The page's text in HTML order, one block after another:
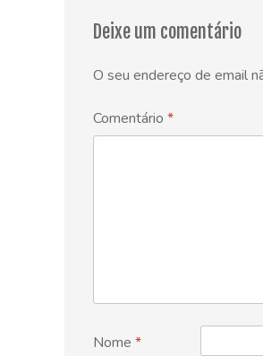
Deixe um comentário
O seu endereço de email
Comentário *
Nome *